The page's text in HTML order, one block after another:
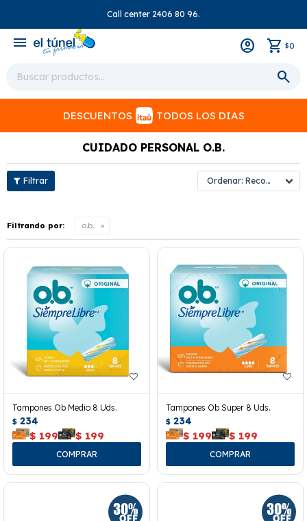
Call center 2406 80 96.
menu $0
DESCUENTOS TODOS LOS DIAS
CUIDADO PERSONAL O.B.
Recomendados
Filtrando por: o.b.
Tampones Ob Medio 8 Uds.
$ 234
$ 199 $ 199
Tampones Ob Super 8 Uds.
$ 234
$ 199 $ 199
close